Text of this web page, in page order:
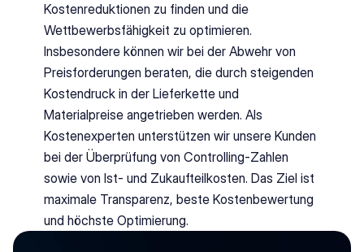
Kostenreduktionen zu finden und die
Wettbewerbsfähigkeit zu optimieren.
Insbesondere können wir bei der Abwehr von
Preisforderungen beraten, die durch steigenden
Kostendruck in der Lieferkette und
Materialpreise angetrieben werden. Als
Kostenexperten unterstützen wir unsere Kunden
bei der Überprüfung von Controlling-Zahlen
sowie von Ist- und Zukaufteilkosten. Das Ziel ist
maximale Transparenz, beste Kostenbewertung
und höchste Optimierung.